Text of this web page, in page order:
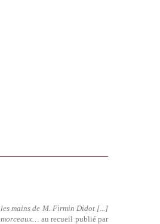
mains de M. Firmin Didot [...]
au recueil publié par